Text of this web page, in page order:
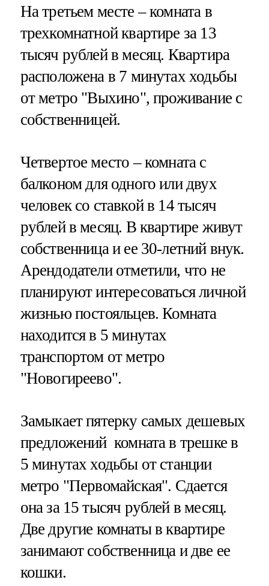
На третьем месте – комната в
трехкомнатной квартире за 13
тысяч рублей в месяц. Квартира
расположена в 7 минутах ходьбы
от метро "Выхино", проживание с
собственницей.
Четвертое место – комната с
балконом для одного или двух
человек со ставкой в 14 тысяч
рублей в месяц. В квартире живут
собственница и ее 30-летний внук.
Арендодатели отметили, что не
планируют интересоваться личной
жизнью постояльцев. Комната
находится в 5 минутах
транспортом от метро
"Новогиреево".
Замыкает пятерку самых дешевых
предложений комната в трешке в
5 минутах ходьбы от станции
метро "Первомайская". Сдается
она за 15 тысяч рублей в месяц.
Две другие комнаты в квартире
занимают собственница и две ее
кошки.